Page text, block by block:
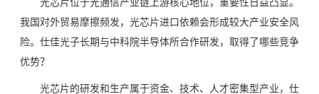
光芯片位于光通信产业链上游核心地位，重要性日益凸显。
我国对外贸易摩擦频发，光芯片进口依赖会形成较大产业安全风
险。仕佳光子长期与中科院半导体所合作研发，取得了哪些竞争
优势？
光芯片的研发和生产属于资金、技术、人才密集型产业，仕